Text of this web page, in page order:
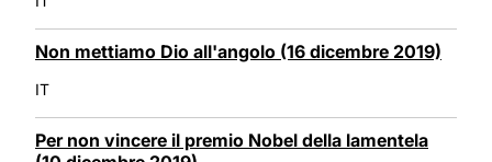
Non mettiamo Dio all'angolo (16 dicembre 2019)
IT
Per non vincere il premio Nobel della lamentela